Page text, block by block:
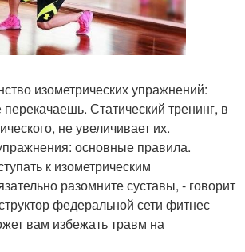
изометрических упражнений:
Статический тренинг, в
не увеличивает их.
основные правила.
к изометрическим
разомните суставы, - говорит
федеральной сети фитнес
вам избежать травм на